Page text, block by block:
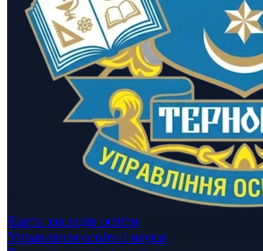
Карта закладів освіти
Управління освіти і науки